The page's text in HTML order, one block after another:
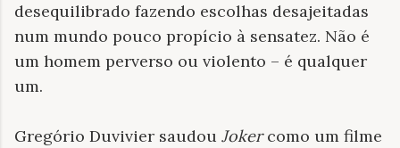
desequilibrado fazendo escolhas desajeitadas
num mundo pouco propício à sensatez. Não é
um homem perverso ou violento – é qualquer
um.
Gregório Duvivier saudou Jokercomo um filme